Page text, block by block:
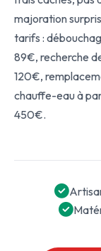
majoration
tarifs :
89€, recherche
120€,
chauffe-eau à
450€.